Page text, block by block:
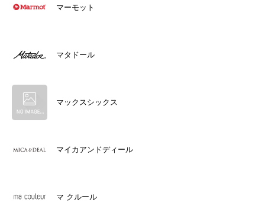
マーモット
マタドール
マックスシックス
マイカアンドディール
マ クルール